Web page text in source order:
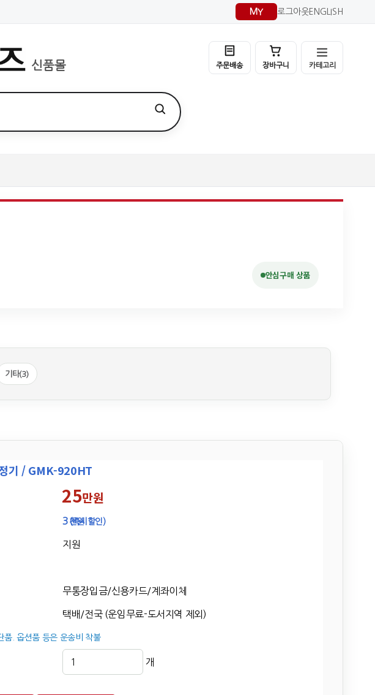
MY 로그아웃ENGLISH
신품몰 주문배송 장바구니 카테고리
안심구매 상품
기타(3)
기 / GMK-920HT
25만원
3 천원
(즉시할인)
지원
무통장입금/신용카드/계좌이체
택배/전국 (운임무료-도서지역 제외)
품. 옵션품 등은 운송비 착불
개